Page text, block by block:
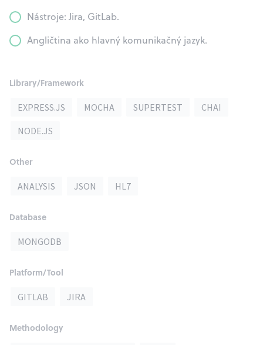
Nástroje: Jira, GitLab.
Angličtina ako hlavný komunikačný jazyk.
Library/Framework
EXPRESS.JS MOCHA SUPERTEST
CHAI
NODE.JS
Other
ANALYSIS JSON HL7
Database
MONGODB
Platform/Tool
GITLAB JIRA
Methodology